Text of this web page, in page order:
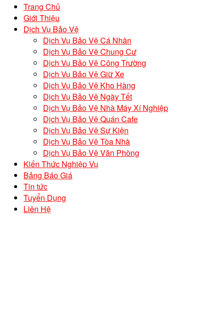
Trang Chủ
Giới Thiệu
Dịch Vụ Bảo Vệ
Dịch Vụ Bảo Vệ Cá Nhân
Dịch Vụ Bảo Vệ Chung Cư
Dịch Vụ Bảo Vệ Công Trường
Dịch Vụ Bảo Vệ Giữ Xe
Dịch Vụ Bảo Vệ Kho Hàng
Dịch Vụ Bảo Vệ Ngày Tết
Dịch Vụ Bảo Vệ Nhà Máy Xí Nghiệp
Dịch Vụ Bảo Vệ Quán Cafe
Dịch Vụ Bảo Vệ Sự Kiện
Dịch Vụ Bảo Vệ Tòa Nhà
Dịch Vụ Bảo Vệ Văn Phòng
Kiến Thức Nghiệp Vụ
Bảng Báo Giá
Tin tức
Tuyển Dụng
Liên Hệ